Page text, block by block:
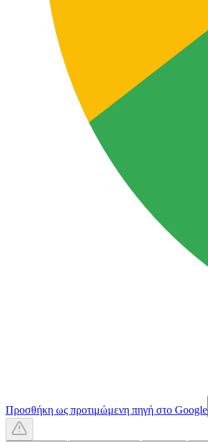
Προσθήκη ως προτιμώμενη πηγή στο Google